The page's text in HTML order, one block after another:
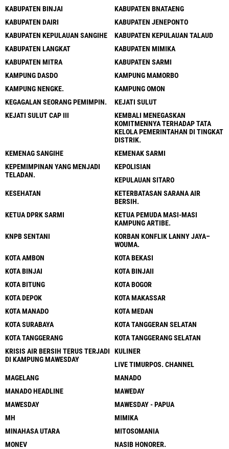
KABUPATEN BINJAI
KABUPATEN BNATAENG
KABUPATEN DAIRI
KABUPATEN JENEPONTO
KABUPATEN KEPULAUAN SANGIHE
KABUPATEN KEPULAUAN TALAUD
KABUPATEN LANGKAT
KABUPATEN MIMIKA
KABUPATEN MITRA
KABUPATEN SARMI
KAMPUNG DASDO
KAMPUNG MAMORBO
KAMPUNG NENGKE.
KAMPUNG OMON
KEGAGALAN SEORANG PEMIMPIN.
KEJATI SULUT
KEJATI SULUT CAP III
KEMBALI MENEGASKAN
KOMITMENNYA TERHADAP TATA
KELOLA PEMERINTAHAN DI TINGKAT
DISTRIK.
KEMENAG SANGIHE
KEMENAK SARMI
KEPEMIMPINAN YANG MENJADI
TELADAN.
KEPOLISIAN
KEPULAUAN SITARO
KESEHATAN
KETERBATASAN SARANA AIR
BERSIH.
KETUA DPRK SARMI
KETUA PEMUDA MASI-MASI
KAMPUNG ARTIBE.
KNPB SENTANI
KORBAN KONFLIK LANNY JAYA–
WOUMA.
KOTA AMBON
KOTA BEKASI
KOTA BINJAI
KOTA BINJAII
KOTA BITUNG
KOTA BOGOR
KOTA DEPOK
KOTA MAKASSAR
KOTA MANADO
KOTA MEDAN
KOTA SURABAYA
KOTA TANGGERAN SELATAN
KOTA TANGGERANG
KOTA TANGGERANG SELATAN
KRISIS AIR BERSIH TERUS TERJADI
DI KAMPUNG MAWESDAY
KULINER
LIVE TIMURPOS. CHANNEL
MAGELANG
MANADO
MANADO HEADLINE
MAWEDAY
MAWESDAY
MAWESDAY - PAPUA
MH
MIMIKA
MINAHASA UTARA
MITOSOMANIA
MONEV
NASIB HONORER.